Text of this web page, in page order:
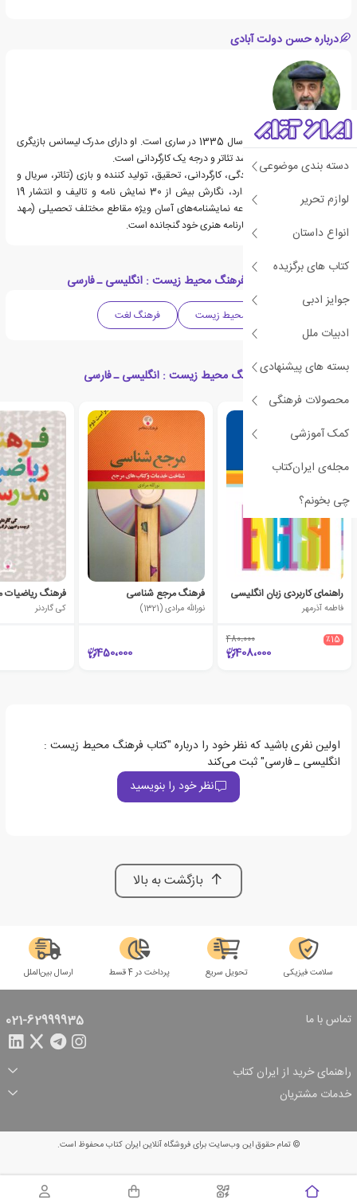
دسته بندی موضوعی
لوازم تحریر
انواع داستان
کتاب های برگزیده
جوایز ادبی
ادبیات ملل
بسته های پیشنهادی
محصولات فرهنگی
کمک آموزشی
مجله‌ی ایران‌کتاب
چی بخونم؟
درباره حسن دولت آبادی
حسن دولت آبادی متولد سال 1335 در ساری است. او دارای مدرک لیسانس‌ بازیگری
و کارگردانی، کارشناسی ارشد تئاتر و درجه یک کارگردانی است.
دولت آبادی که به نویسندگی، کارگردانی، تحقیق، تولید کننده و بازی (تئاتر، سریال و
فیلم سینمایی) اشتغال دارد، نگارش بیش از 30 نمایش نامه و تالیف و انتشار 19
نمایش‌نامه از جمله مجموعه نمایشنامه‌های آسان ویژه مقاطع مختلف تحصیلی (مهد
کودک تا دبیرستان) را در کارنامه هنری خود گنجانده است.
دسته بندی های کتاب فرهنگ محیط زیست : انگلیسی ـ فارسی
محیط زیست فرهنگ لغت
کتاب های مرتبط با فرهنگ محیط زیست : انگلیسی ـ فارسی
راهنمای کاربردی زبان انگلیسی
فاطمه آذرمهر
٪15 480،000
408،000
فرهنگ مرجع شناسی
نورالله مرادی (1321)
450،000
فرهنگ ریاضیات
کی گاردنر
اولین نفری باشید که نظر خود را درباره "کتاب فرهنگ محیط زیست :
انگلیسی ـ فارسی" ثبت می‌کند
نظر خود را بنویسید
بازگشت به بالا
سلامت فیزیکی تحویل سریع پرداخت در 4 قسط ارسال بین‌الملل
تماس با ما 021-62999935
راهنمای خرید از ایران کتاب
ثبت سفارش
شرایط ارسال سفارش
شیوه پرداخت
تخفیف‌های خرید
خدمات مشتریان
© تمام حقوق این وب‌سایت برای فروشگاه آنلاین ایران کتاب محفوظ است.
سبد خرید